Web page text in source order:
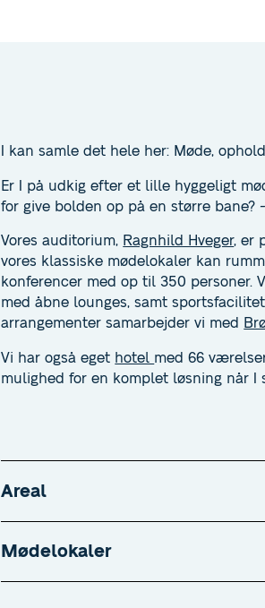
I kan samle det hele her: Møde,
Er I på udkig efter et lille hyggeligt
for give bolden op på en større bane?
Vores auditorium, Ragnhild Hveger, er
vores klassiske mødelokaler kan
konferencer med op til 350 personer.
med åbne lounges, samt
arrangementer samarbejder vi med
Vi har også eget hotel med 66
mulighed for en komplet løsning når I
Areal
Mødelokaler